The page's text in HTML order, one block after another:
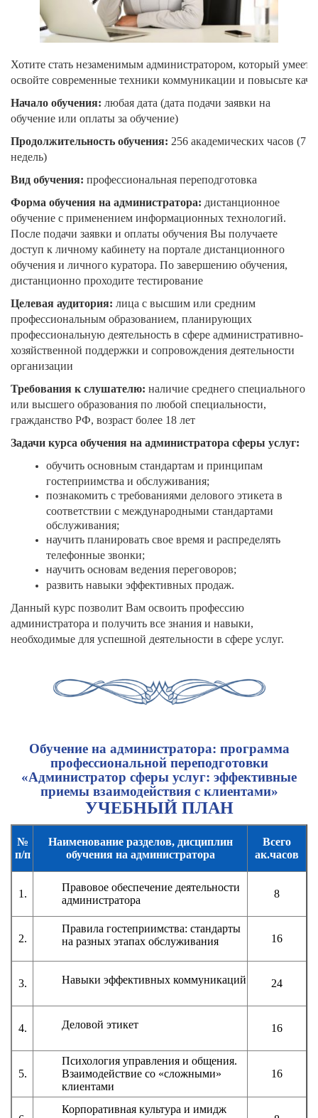
Хотите стать незаменимым администратором, который умеет
освойте современные техники коммуникации и повысьте
Начало обучения: любая дата (дата подачи заявки на
обучение или оплаты за обучение)
Продолжительность обучения: 256 академических часов (7
недель)
Вид обучения: профессиональная переподготовка
Форма обучения на администратора: дистанционное
обучение с применением информационных технологий.
После подачи заявки и оплаты обучения Вы получаете
доступ к личному кабинету на портале дистанционного
обучения и личного куратора. По завершению обучения,
дистанционно проходите тестирование
Целевая аудитория: лица с высшим или средним
профессиональным образованием, планирующих
профессиональную деятельность в сфере административно-
хозяйственной поддержки и сопровождения деятельности
организации
Требования к слушателю: наличие среднего специального
или высшего образования по любой специальности,
гражданство РФ, возраст более 18 лет
Задачи курса обучения на администратора сферы услуг:
обучить основным стандартам и принципам
гостеприимства и обслуживания;
познакомить с требованиями делового этикета в
соответствии с международными стандартами
обслуживания;
научить планировать свое время и распределять
телефонные звонки;
научить основам ведения переговоров;
развить навыки эффективных продаж.
Данный курс позволит Вам освоить профессию
администратора и получить все знания и навыки,
необходимые для успешной деятельности в сфере услуг.
Обучение на администратора: программа
профессиональной переподготовки
«Администратор сферы услуг: эффективные
приемы взаимодействия с клиентами»
УЧЕБНЫЙ ПЛАН
№
п/п
Наименование разделов, дисциплин
обучения на администратора
Всего
ак.часов
1.
Правовое обеспечение деятельности
администратора
8
2.
Правила гостеприимства: стандарты
на разных этапах обслуживания
16
3. Навыки эффективных коммуникаций 24
4. Деловой этикет 16
5.
Психология управления и общения.
Взаимодействие со «сложными»
клиентами
16
Корпоративная культура и имидж